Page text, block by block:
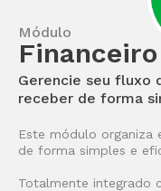
Módulo
Financeiro
Gerencie seu fluxo
receber de forma
Este módulo organiza
de forma simples e
Totalmente integrado